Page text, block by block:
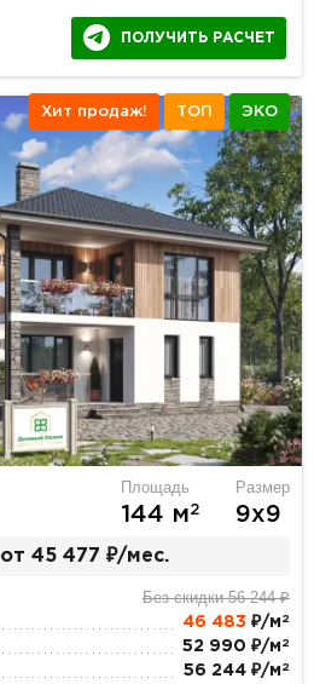
ПОЛУЧИТЬ РАСЧЕТ
Хит продаж! ТОП ЭКО
Площадь
144 м2
Размер
9х9
от 45 477 ₽/мес.
Без скидки 56 244 ₽
46 483 ₽/м 2
52 990 ₽/м 2
56 244 ₽/м 2